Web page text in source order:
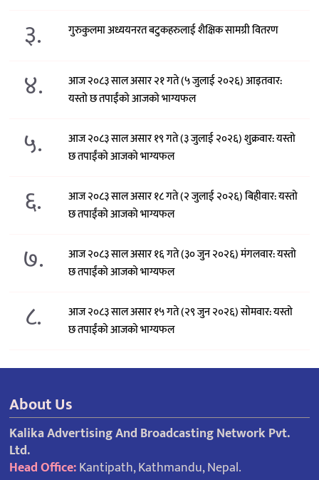
३. गुरुकुलमा अध्ययनरत बटुकहरुलाई शैक्षिक सामग्री वितरण
४.
आज २०८३ साल असार २१ गते (५ जुलाई २०२६) आइतवार:
यस्तो छ तपाईंको आजको भाग्यफल
५.
आज २०८३ साल असार १९ गते (३ जुलाई २०२६) शुक्रवार: यस्तो
छ तपाईंको आजको भाग्यफल
६.
आज २०८३ साल असार १८ गते (२ जुलाई २०२६) बिहीवार: यस्तो
छ तपाईंको आजको भाग्यफल
७.
आज २०८३ साल असार १६ गते (३० जुन २०२६) मंगलवार: यस्तो
छ तपाईंको आजको भाग्यफल
८.
आज २०८३ साल असार १५ गते (२९ जुन २०२६) साेमवार: यस्तो
छ तपाईंको आजको भाग्यफल
About Us
Kalika Advertising And Broadcasting Network Pvt.
Ltd.
Head Office:Kantipath, Kathmandu, Nepal.